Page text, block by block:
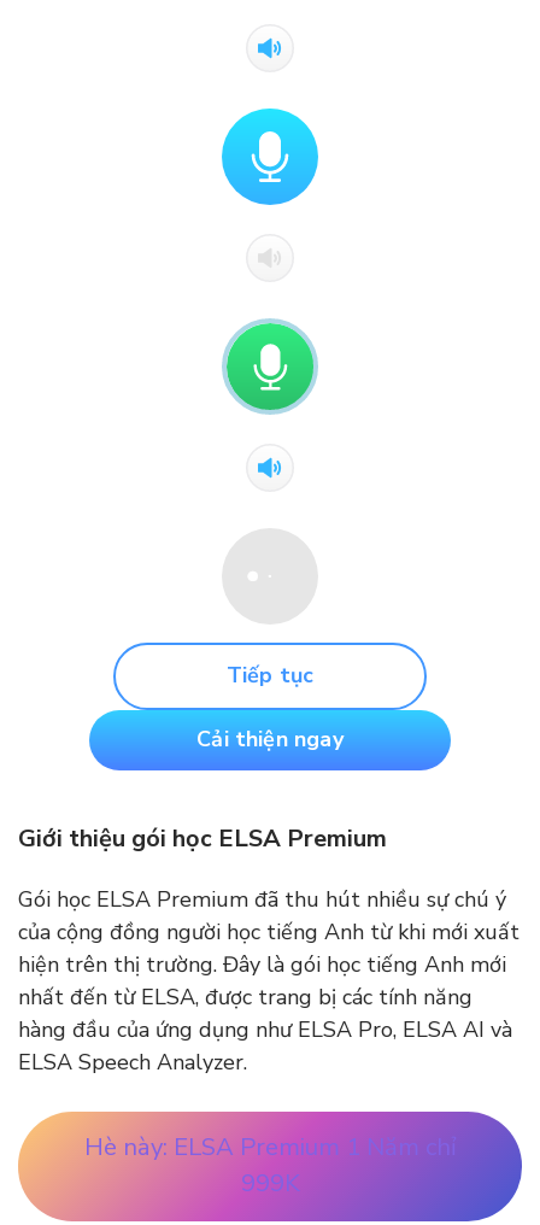
Tiếp tục
Cải thiện ngay
Giới thiệu gói học ELSA Premium
Gói học ELSA Premium đã thu hút nhiều sự chú ý
của cộng đồng người học tiếng Anh từ khi mới xuất
hiện trên thị trường. Đây là gói học tiếng Anh mới
nhất đến từ ELSA, được trang bị các tính năng
hàng đầu của ứng dụng như ELSA Pro, ELSA AI và
ELSA Speech Analyzer.
Hè này: ELSA Premium 1 Năm chỉ
999K